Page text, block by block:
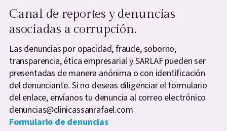
Canal de reportes y denuncias
asociadas a corrupción.
Las denuncias por opacidad, fraude, soborno,
transparencia, ética empresarial y SARLAF pueden ser
presentadas de manera anónima o con identificación
del denunciante. Si no deseas diligenciar el formulario
del enlace, envíanos tu denuncia al correo electrónico
denuncias@clinicassanrafael.com
Formulario de denuncias